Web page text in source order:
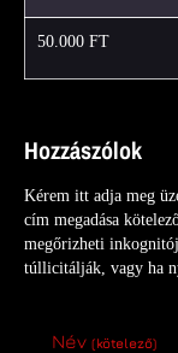
50.000 FT
Hozzászólok
Kérem itt adja meg
cím megadása
megőrizheti
túllicitálják, vagy ha
Név (kötelező)